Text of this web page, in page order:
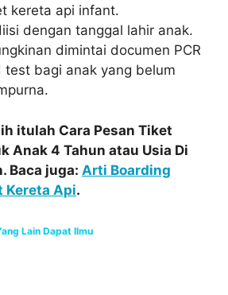
kereta api infant.
dengan tanggal lahir anak.
dimintai documen PCR
test bagi anak yang belum
itulah Cara Pesan Tiket
Anak 4 Tahun atau Usia Di
Baca juga: Arti Boarding
Kereta Api.
Lain Dapat Ilmu